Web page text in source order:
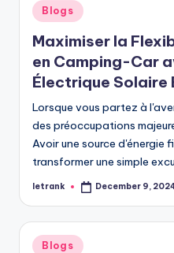
Posted
in
Blogs
Maximiser la
en Camping-Car
Électrique Solaire
Lorsque vous partez à
des préoccupations
Avoir une source d'énergie
transformer une simple
Posted
letrank December 9,
Posted
Blogs